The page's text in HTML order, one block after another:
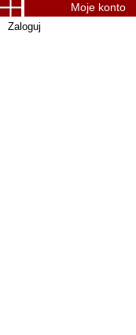
Moje konto
Zaloguj